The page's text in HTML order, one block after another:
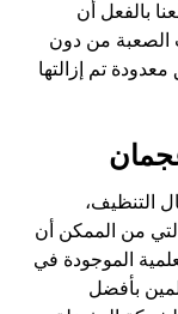
بالفعل أن
الصعبة من دون
تم إزالتها
التنظيف،
من الممكن أن
الموجودة في
بأفضل